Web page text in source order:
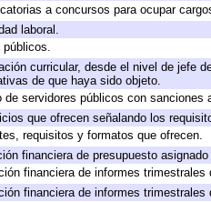
a concursos para ocupar
laboral.
curricular, desde el nivel de jefe
de que haya sido objeto.
servidores públicos con
que ofrecen señalando los
requisitos y formatos que ofrecen.
financiera de presupuesto asignado
financiera de informes trimestrales
financiera de informes trimestrales